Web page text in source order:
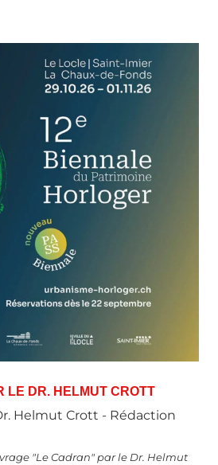
LE DR. HELMUT CROTT
"Le Cadran" par le Dr. Helmut